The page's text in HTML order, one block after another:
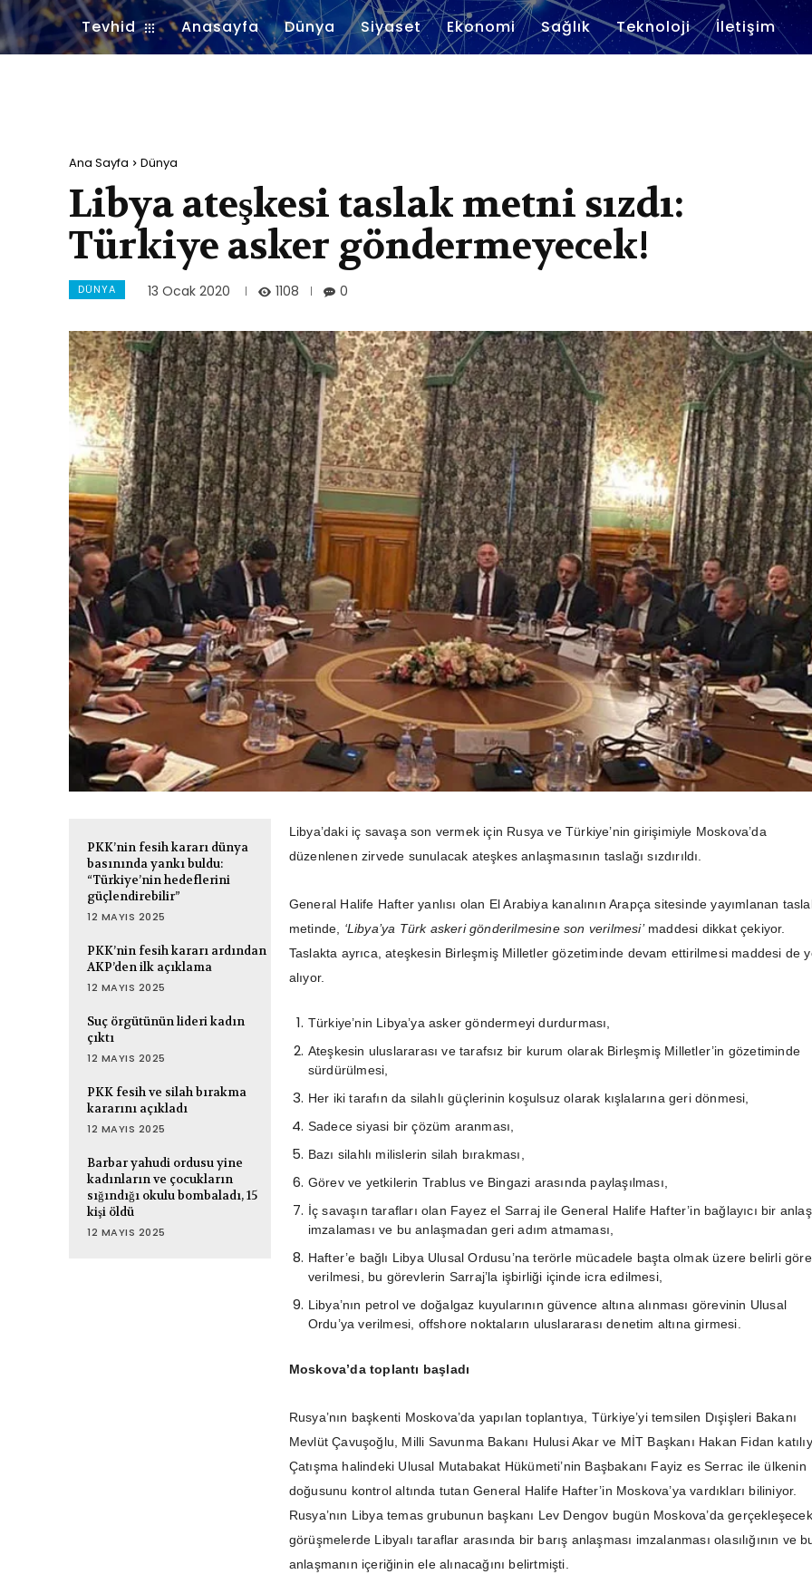
Tevhid Anasayfa Dünya Siyaset Ekonomi Sağlık Teknoloji İletişim
Ana Sayfa Dünya
Libya ateşkesi taslak metni sızdı:
Türkiye asker göndermeyecek!
DÜNYA 13 Ocak 2020 1108 0
PKK’nin fesih kararı dünya
basınında yankı buldu:
“Türkiye’nin hedeflerini
güçlendirebilir”
12 MAYIS 2025
PKK’nin fesih kararı ardından
AKP’den ilk açıklama
12 MAYIS 2025
Suç örgütünün lideri kadın
çıktı
12 MAYIS 2025
PKK fesih ve silah bırakma
kararını açıkladı
12 MAYIS 2025
Barbar yahudi ordusu yine
kadınların ve çocukların
sığındığı okulu bombaladı, 15
kişi öldü
12 MAYIS 2025
Libya’daki iç savaşa son vermek için Rusya ve Türkiye’nin girişimiyle Moskova’da
düzenlenen zirvede sunulacak ateşkes anlaşmasının taslağı sızdırıldı.
General Halife Hafter yanlısı olan El Arabiya kanalının Arapça sitesinde yayımlanan
metinde, ‘Libya’ya Türk askeri gönderilmesine son verilmesi’maddesi dikkat çekiyor.
Taslakta ayrıca, ateşkesin Birleşmiş Milletler gözetiminde devam ettirilmesi maddesi de
alıyor.
Türkiye’nin Libya’ya asker göndermeyi durdurması,
Ateşkesin uluslararası ve tarafsız bir kurum olarak Birleşmiş Milletler’in gözetiminde
sürdürülmesi,
Her iki tarafın da silahlı güçlerinin koşulsuz olarak kışlalarına geri dönmesi,
Sadece siyasi bir çözüm aranması,
Bazı silahlı milislerin silah bırakması,
Görev ve yetkilerin Trablus ve Bingazi arasında paylaşılması,
İç savaşın tarafları olan Fayez el Sarraj ile General Halife Hafter’in bağlayıcı bir
imzalaması ve bu anlaşmadan geri adım atmaması,
Hafter’e bağlı Libya Ulusal Ordusu’na terörle mücadele başta olmak üzere belirli
verilmesi, bu görevlerin Sarraj’la işbirliği içinde icra edilmesi,
Libya’nın petrol ve doğalgaz kuyularının güvence altına alınması görevinin Ulusal
Ordu’ya verilmesi, offshore noktaların uluslararası denetim altına girmesi.
Moskova’da toplantı başladı
Rusya’nın başkenti Moskova’da yapılan toplantıya, Türkiye’yi temsilen Dışişleri Bakanı
Mevlüt Çavuşoğlu, Milli Savunma Bakanı Hulusi Akar ve MİT Başkanı Hakan Fidan
Çatışma halindeki Ulusal Mutabakat Hükümeti’nin Başbakanı Fayiz es Serrac ile ülkenin
doğusunu kontrol altında tutan General Halife Hafter’in Moskova’ya vardıkları biliniyor.
Rusya’nın Libya temas grubunun başkanı Lev Dengov bugün Moskova’da gerçekleşecek
görüşmelerde Libyalı taraflar arasında bir barış anlaşması imzalanması olasılığının ve
anlaşmanın içeriğinin ele alınacağını belirtmişti.